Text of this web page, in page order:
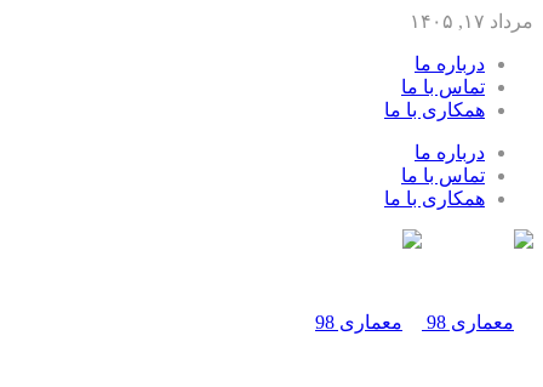
مرداد ۱۷, ۱۴۰۵
درباره ما
تماس با ما
همکاری با ما
درباره ما
تماس با ما
همکاری با ما